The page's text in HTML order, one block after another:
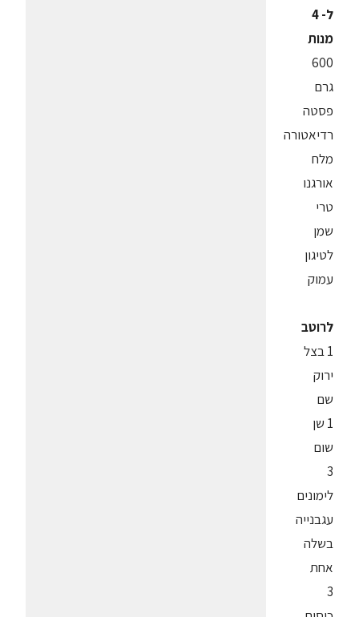
ל- 4
מנות
600
גרם
פסטה
רדיאטורה
מלח
אורגנו
טרי
שמן
לטיגון
עמוק
לרוטב
1 בצל
ירוק
שם
1 שן
שום
3
לימונים
עגבנייה
בשלה
אחת
3